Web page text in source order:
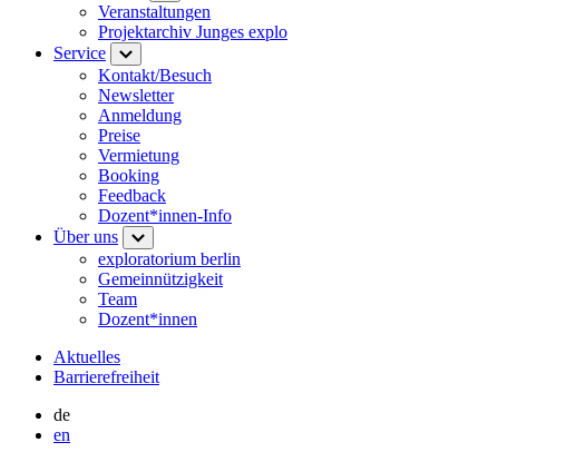
Veranstaltungen
Projektarchiv Junges explo
Service
Kontakt/Besuch
Newsletter
Anmeldung
Preise
Vermietung
Booking
Feedback
Dozent*innen-Info
Über uns
exploratorium berlin
Gemeinnützigkeit
Team
Dozent*innen
Aktuelles
Barrierefreiheit
de
en